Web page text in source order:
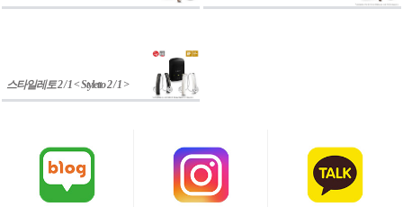
스타일레토 2 / 1 < Styletto 2 / 1 >